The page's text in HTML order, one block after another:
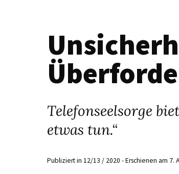
Telefonseelsorge
etwas tun.“
Publiziert in 12/13 / 2020 - Erschienen am 7.